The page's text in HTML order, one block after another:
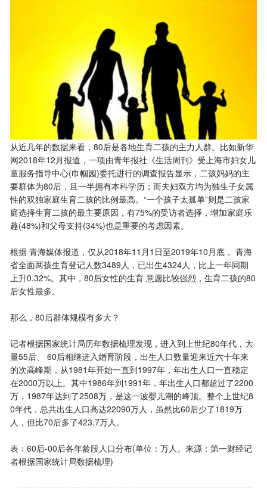
从近几年的数据来看，80后是各地生育二孩的主力人群。比如新华
网2018年12月报道，一项由青年报社《生活周刊》受上海市妇女儿
童服务指导中心(巾帼园)委托进行的调查报告显示，二孩妈妈的主
要群体为80后，且一半拥有本科学历；而夫妇双方均为独生子女属
性的双独家庭生育二孩的比例最高。“一个孩子太孤单”则是二孩家
庭选择生育二孩的最主要原因，有75%的受访者选择，增加家庭乐
趣(48%)和父母支持(34%)也是重要的考虑因素。
根据 青海媒体报道，仅从2018年11月1日至2019年10月底， 青海
省全面两孩生育登记人数3489人，已出生4324人，比上一年同期
上升0.32%。其中，80后女性的生育 意愿比较强烈，生育二孩的80
后女性最多。
那么，80后群体规模有多大？
记者根据国家统计局历年数据梳理发现，进入到上世纪80年代，大
量55后、 60后相继进入婚育阶段，出生人口数量迎来近六十年来
的次高峰期，从1981年开始一直到1997年，年出生人口一直稳定
在2000万以上。其中1986年到1991年，年出生人口都超过了2200
万，1987年达到了2508万，是这一波婴儿潮的峰顶。整个上世纪8
0年代，总共出生人口高达22090万人，虽然比60后少了1819万
人，但比70后多了423.7万人。
表：60后-00后各年龄段人口分布(单位：万人。来源：第一财经记
者根据国家统计局数据梳理)